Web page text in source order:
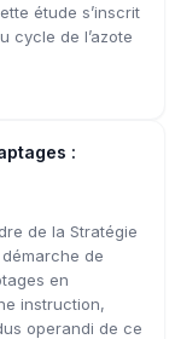
étude s’inscrit
cycle de l’azote
:
de la Stratégie
de
en
instruction,
operandi de ce